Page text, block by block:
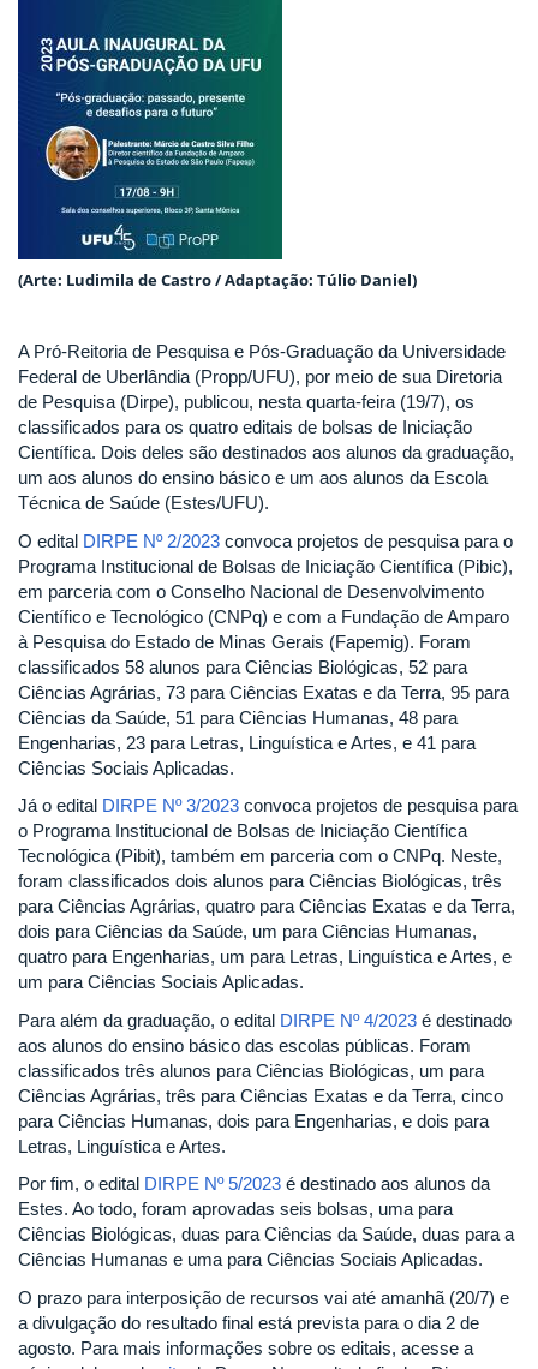
(Arte: Ludimila de Castro / Adaptação: Túlio Daniel)
A Pró-Reitoria de Pesquisa e Pós-Graduação da Universidade
Federal de Uberlândia (Propp/UFU), por meio de sua Diretoria
de Pesquisa (Dirpe), publicou, nesta quarta-feira (19/7), os
classificados para os quatro editais de bolsas de Iniciação
Científica. Dois deles são destinados aos alunos da graduação,
um aos alunos do ensino básico e um aos alunos da Escola
Técnica de Saúde (Estes/UFU).
O edital DIRPE Nº 2/2023 convoca projetos de pesquisa para o
Programa Institucional de Bolsas de Iniciação Científica (Pibic),
em parceria com o Conselho Nacional de Desenvolvimento
Científico e Tecnológico (CNPq) e com a Fundação de Amparo
à Pesquisa do Estado de Minas Gerais (Fapemig). Foram
classificados 58 alunos para Ciências Biológicas, 52 para
Ciências Agrárias, 73 para Ciências Exatas e da Terra, 95 para
Ciências da Saúde, 51 para Ciências Humanas, 48 para
Engenharias, 23 para Letras, Linguística e Artes, e 41 para
Ciências Sociais Aplicadas.
Já o edital DIRPE Nº 3/2023 convoca projetos de pesquisa para
o Programa Institucional de Bolsas de Iniciação Científica
Tecnológica (Pibit), também em parceria com o CNPq. Neste,
foram classificados dois alunos para Ciências Biológicas, três
para Ciências Agrárias, quatro para Ciências Exatas e da Terra,
dois para Ciências da Saúde, um para Ciências Humanas,
quatro para Engenharias, um para Letras, Linguística e Artes, e
um para Ciências Sociais Aplicadas.
Para além da graduação, o edital DIRPE Nº 4/2023 é destinado
aos alunos do ensino básico das escolas públicas. Foram
classificados três alunos para Ciências Biológicas, um para
Ciências Agrárias, três para Ciências Exatas e da Terra, cinco
para Ciências Humanas, dois para Engenharias, e dois para
Letras, Linguística e Artes.
Por fim, o edital DIRPE Nº 5/2023 é destinado aos alunos da
Estes. Ao todo, foram aprovadas seis bolsas, uma para
Ciências Biológicas, duas para Ciências da Saúde, duas para a
Ciências Humanas e uma para Ciências Sociais Aplicadas.
O prazo para interposição de recursos vai até amanhã (20/7) e
a divulgação do resultado final está prevista para o dia 2 de
agosto. Para mais informações sobre os editais, acesse a